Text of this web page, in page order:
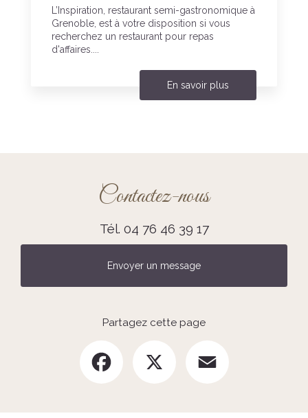
L’Inspiration, restaurant semi-gastronomique à
Grenoble, est à votre disposition si vous
recherchez un restaurant pour repas
d'affaires....
En savoir plus
Contactez-nous
Tél. 04 76 46 39 17
Envoyer un message
Partagez cette page